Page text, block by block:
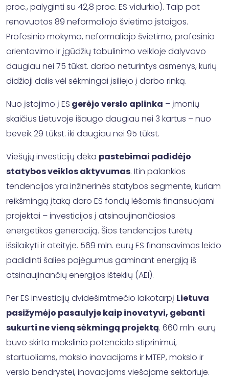
proc., palyginti su 42,8 proc. ES vidurkio). Taip pat
renovuotos 89 neformaliojo švietimo įstaigos.
Profesinio mokymo, neformaliojo švietimo, profesinio
orientavimo ir įgūdžių tobulinimo veikloje dalyvavo
daugiau nei 75 tūkst. darbo neturintys asmenys, kurių
didžioji dalis vėl sėkmingai įsiliejo į darbo rinką.
Nuo įstojimo į ES gerėjo verslo aplinka – įmonių
skaičius Lietuvoje išaugo daugiau nei 3 kartus – nuo
beveik 29 tūkst. iki daugiau nei 95 tūkst.
Viešųjų investicijų dėka pastebimai padidėjo
statybos veiklos aktyvumas. Itin palankios
tendencijos yra inžinerinės statybos segmente, kuriam
reikšmingą įtaką daro ES fondų lėšomis finansuojami
projektai – investicijos į atsinaujinančiosios
energetikos generaciją. Šios tendencijos turėtų
išsilaikyti ir ateityje. 569 mln. eurų ES finansavimas leido
padidinti šalies pajėgumus gaminant energiją iš
atsinaujinančių energijos išteklių (AEI).
Per ES investicijų dvidešimtmečio laikotarpį Lietuva
pasižymėjo pasaulyje kaip inovatyvi, gebanti
sukurti ne vieną sėkmingą projektą. 660 mln. eurų
buvo skirta mokslinio potencialo stiprinimui,
startuoliams, mokslo inovacijoms ir MTEP, mokslo ir
verslo bendrystei, inovacijoms viešajame sektoriuje.